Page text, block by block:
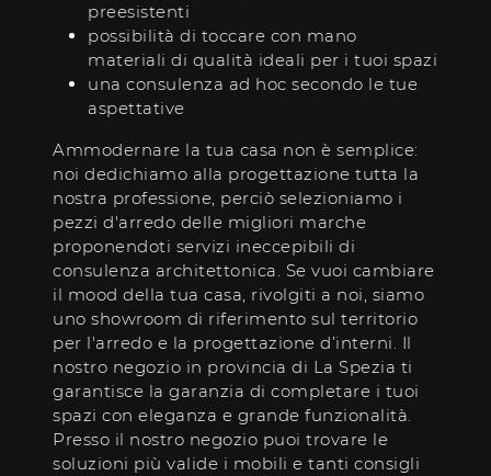
preesistenti
possibilità di toccare con mano
materiali di qualità ideali per i tuoi spazi
una consulenza ad hoc secondo le tue
aspettative
Ammodernare la tua casa non è semplice:
noi dedichiamo alla progettazione tutta la
nostra professione, perciò selezioniamo i
pezzi d'arredo delle migliori marche
proponendoti servizi ineccepibili di
consulenza architettonica. Se vuoi cambiare
il mood della tua casa, rivolgiti a noi, siamo
uno showroom di riferimento sul territorio
per l'arredo e la progettazione d’interni. Il
nostro negozio in provincia di La Spezia ti
garantisce la garanzia di completare i tuoi
spazi con eleganza e grande funzionalità.
Presso il nostro negozio puoi trovare le
soluzioni più valide i mobili e tanti consigli